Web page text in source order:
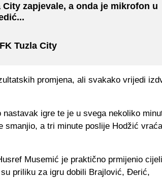
City zapjevale, a onda je mikrofon u
Tuzla City
promjena, ali svakako vrijedi
igre te je u svega nekoliko
smanjio, a tri minute poslije Hodžić
Musemić je praktično prmijenio
priliku za igru dobili Brajlović, Đerić,